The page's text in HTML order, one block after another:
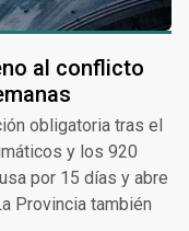
al conflicto
obligatoria tras el
y los 920
por 15 días y abre
Provincia también